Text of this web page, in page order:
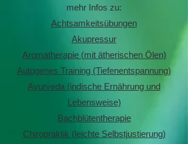
mehr Infos zu:
Achtsamkeitsübungen
Akupressur
Aromatherapie (mit ätherischen Ölen)
Autogenes Training (Tiefenentspannung)
Ayurveda (indische Ernährung und
Lebensweise)
Bachblütentherapie
Chiropraktik (leichte Selbstjustierung)